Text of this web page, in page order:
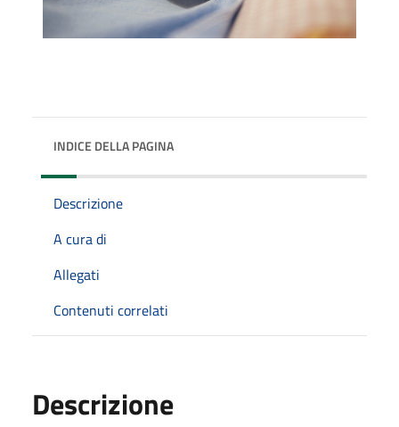
INDICE DELLA PAGINA
Descrizione
A cura di
Allegati
Contenuti correlati
Descrizione